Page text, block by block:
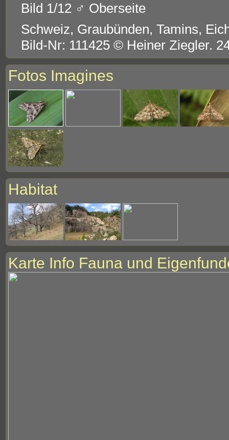
Bild 1/12 ♂ Oberseite
Schweiz, Graubünden, Tamins,
Bild-Nr: 111425 © Heiner Ziegler.
Fotos Imagines
Habitat
Karte Info Fauna und